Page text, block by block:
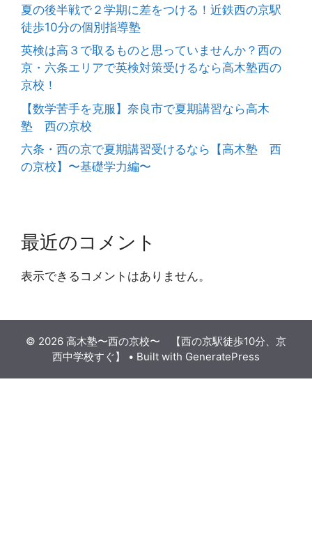
夏の後半戦で２学期に差をつける！近鉄西の京駅
徒歩10分の個別指導塾
英検は高３で取るものと思っていませんか？西の
京・六条エリアで英検対策受けるなら高木塾西の
京校！
【数学苦手を克服】奈良市で夏期講習なら高木
塾 西の京校
六条・西の京で夏期講習受けるなら【高木塾 西
の京校】〜基礎学力編〜
最近のコメント
表示できるコメントはありません。
© 2026 高木塾〜西の京校〜 【西の京駅徒歩10分、京
西中学校すぐ】
• Built with GeneratePress